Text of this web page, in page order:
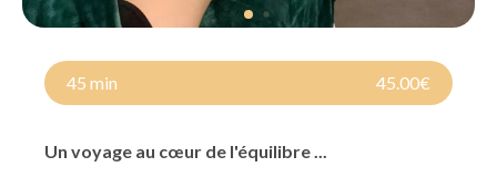
45 min 45.00€
Un voyage au cœur de l'équilibre ...